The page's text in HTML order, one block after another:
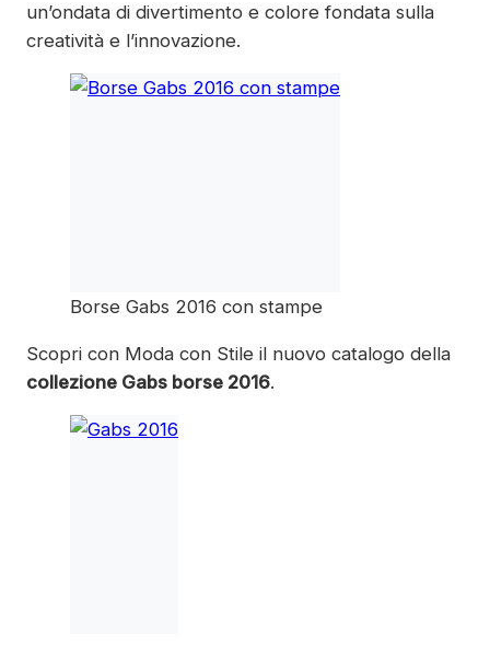
un’ondata di divertimento e colore fondata sulla
creatività e l’innovazione.
Borse Gabs 2016 con stampe
Scopri con Moda con Stile il nuovo catalogo della
collezione Gabs borse 2016.